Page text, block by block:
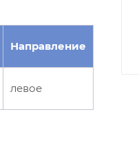
Направление
левое